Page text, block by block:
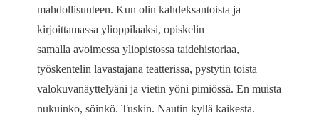
mahdollisuuteen. Kun olin kahdeksantoista ja
kirjoittamassa ylioppilaaksi, opiskelin
samalla avoimessa yliopistossa taidehistoriaa,
työskentelin lavastajana teatterissa, pystytin toista
valokuvanäyttelyäni ja vietin yöni pimiössä. En muista
nukuinko, söinkö. Tuskin. Nautin kyllä kaikesta.